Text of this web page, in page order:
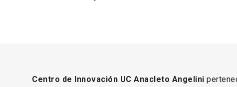
Centro de Innovación UC Anacleto Angelini